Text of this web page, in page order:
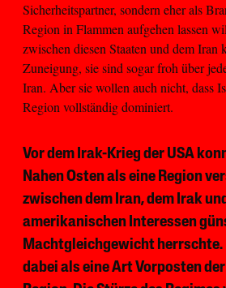
Sicherheitspartner, sondern eher als
Region in Flammen aufgehen lassen
zwischen diesen Staaten und dem Iran
Zuneigung, sie sind sogar froh über
Iran. Aber sie wollen auch nicht, dass
Region vollständig dominiert.
Vor dem Irak-Krieg der USA
Nahen Osten als eine Region
zwischen dem Iran, dem Irak
amerikanischen Interessen
Machtgleichgewicht
dabei als eine Art Vorposten